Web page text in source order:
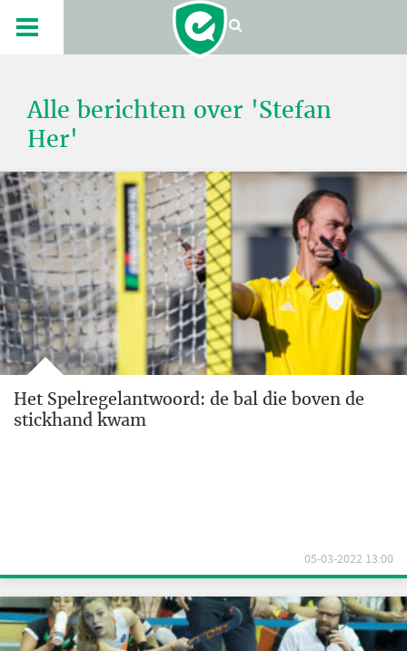
Alle berichten over 'Stefan
Her'
Het Spelregelantwoord: de bal die boven de
stickhand kwam
05-03-2022 13:00